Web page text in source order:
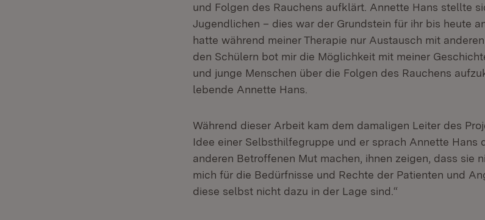
und Folgen des Rauchens aufklärt. Annette Hans stellte
Jugendlichen – dies war der Grundstein für ihr bis heute
hatte während meiner Therapie nur Austausch mit
den Schülern bot mir die Möglichkeit mit meiner
und junge Menschen über die Folgen des Rauchens
lebende Annette Hans.
Während dieser Arbeit kam dem damaligen Leiter des
Idee einer Selbsthilfegruppe und er sprach Annette Hans
anderen Betroffenen Mut machen, ihnen zeigen, dass sie
mich für die Bedürfnisse und Rechte der Patienten und
diese selbst nicht dazu in der Lage sind.“